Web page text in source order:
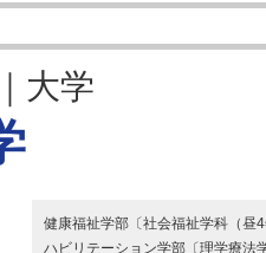
大学
健康福祉学部〔社会福祉学科（昼
ハビリテーション学部〔理学療法